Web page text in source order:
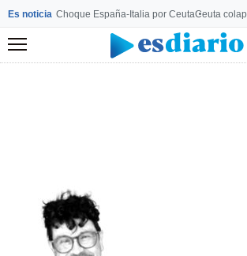
Es noticia Choque España-Italia por CeutaCeuta
Menú